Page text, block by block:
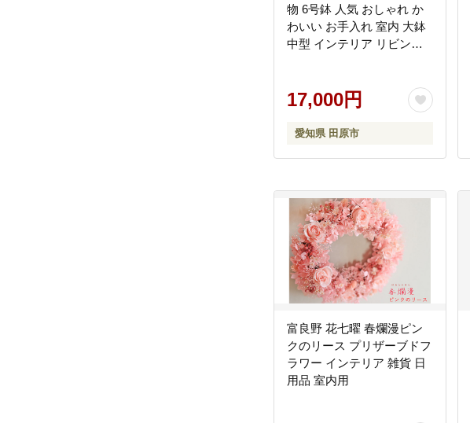
物 6号鉢 人気 おしゃれ か
わいい お手入れ 室内 大鉢
中型 インテリア リビング
入居 インテリアグリーン
グリーン 緑 植物
17,000円
愛知県 田原市
富良野 花七曜 春爛漫ピン
クのリース プリザーブドフ
ラワー インテリア 雑貨 日
用品 室内用